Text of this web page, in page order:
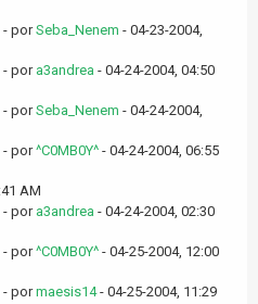
- porSeba_Nenem - 04-23-2004,
- por a3andrea - 04-24-2004, 04:50
- porSeba_Nenem - 04-24-2004,
- por^C0MB0Y^ - 04-24-2004, 06:55
AM
- por a3andrea - 04-24-2004, 02:30
- por^C0MB0Y^ - 04-25-2004, 12:00
- pormaesis14- 04-25-2004, 11:29